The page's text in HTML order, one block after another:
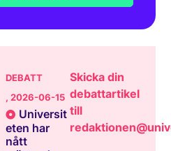
DEBATT
, 2026-06-15
Universit
eten har
nått
Skicka din
debattartikel
till